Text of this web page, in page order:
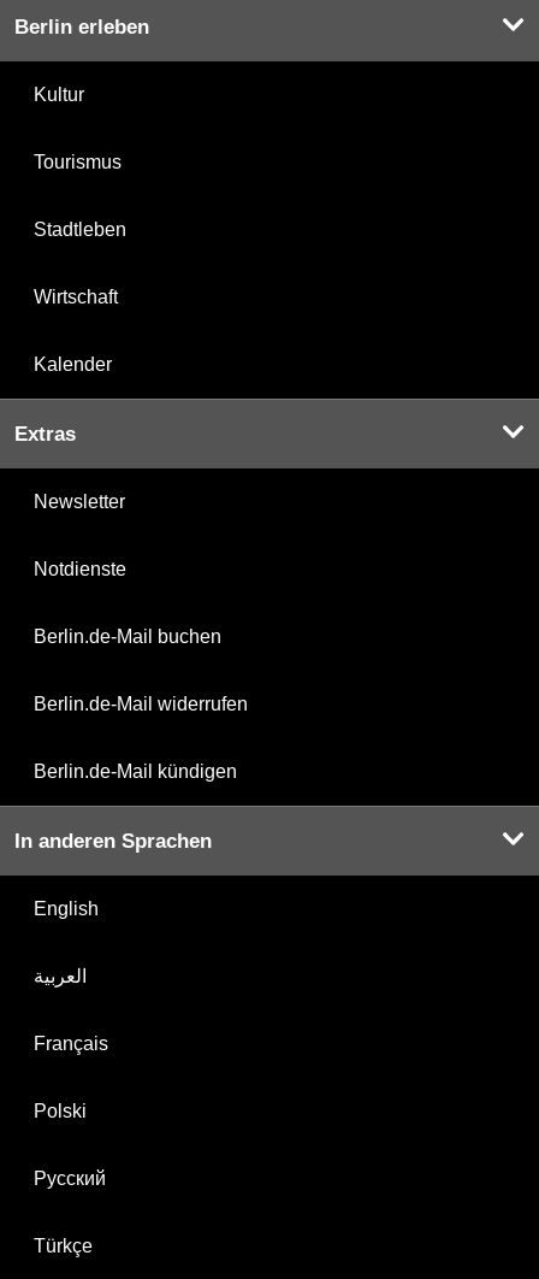
Berlin erleben
Kultur
Tourismus
Stadtleben
Wirtschaft
Kalender
Extras
Newsletter
Notdienste
Berlin.de-Mail buchen
Berlin.de-Mail widerrufen
Berlin.de-Mail kündigen
In anderen Sprachen
English
العربية
Français
Polski
Русский
Türkçe